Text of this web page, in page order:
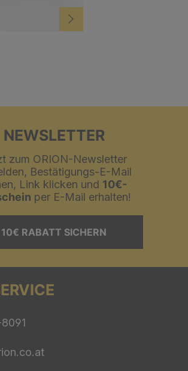
NEWSLETTER
zum ORION-Newsletter
Bestätigungs-E-Mail
Link klicken und 10€-
per E-Mail erhalten!
10€ RABATT SICHERN